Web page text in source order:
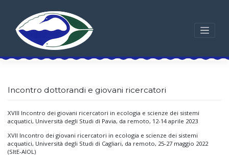
Incontro dottorandi e giovani ricercatori
XVIII Incontro dei giovani ricercatori in ecologia e scienze dei sistemi
acquatici, Università degli Studi di Pavia, da remoto, 12-14 aprile 2023
XVII Incontro dei giovani ricercatori in ecologia e scienze dei sistemi
acquatici, Università degli Studi di Cagliari, da remoto, 25-27 maggio 2022
(SItE-AIOL)